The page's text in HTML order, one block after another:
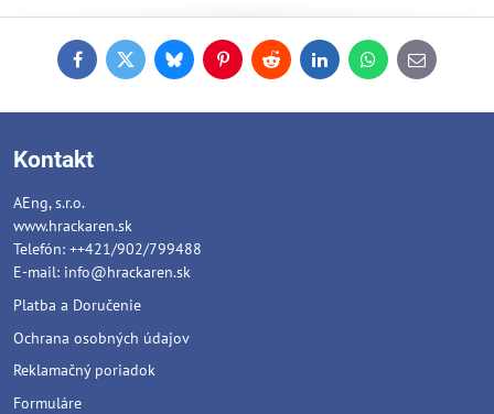
FacebookTwitterBlueskyPinterestReddit LinkedInWhatsApp
E-
mail
Kontakt
AEng, s.r.o.
www.hrackaren.sk
Telefón: ++421/902/799488
E-mail: info@hrackaren.sk
Platba a Doručenie
Ochrana osobných údajov
Reklamačný poriadok
Formuláre